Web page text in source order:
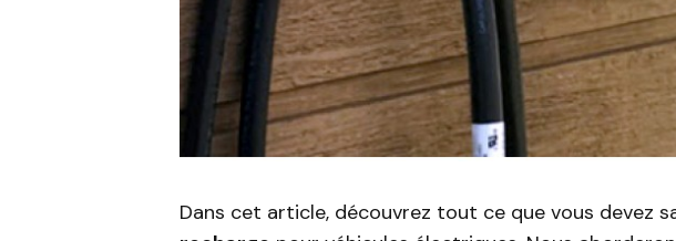
Dans cet article, découvrez tout ce que vous devez